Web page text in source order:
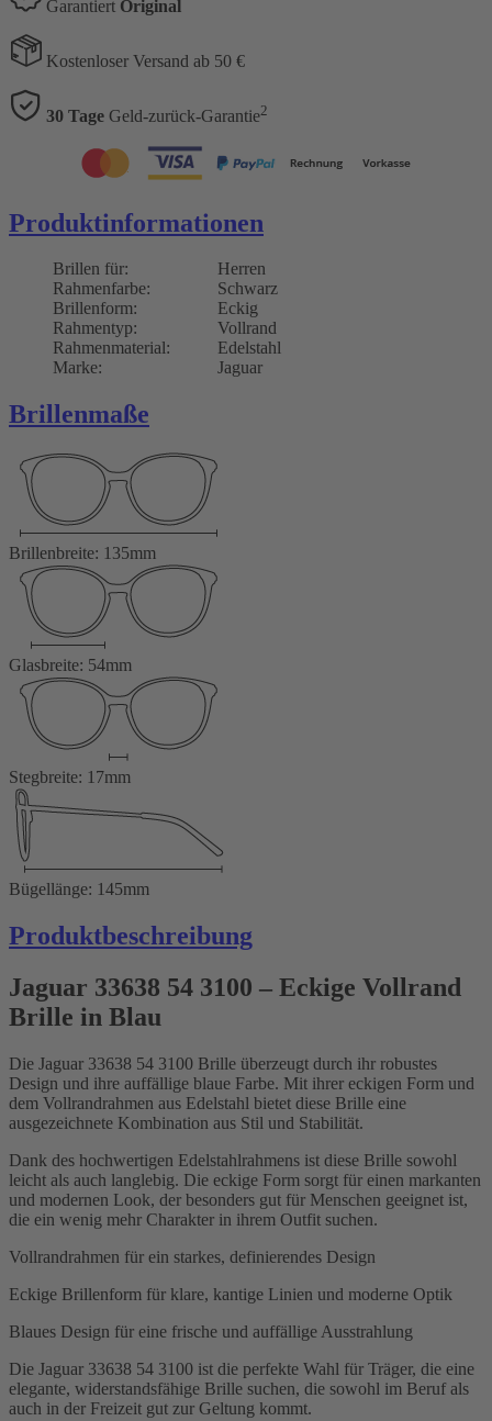
Garantiert Original
Kostenloser Versand ab 50 €
30 Tage Geld-zurück-Garantie2
Produktinformationen
Brillen für:
Herren
Rahmenfarbe:
Schwarz
Brillenform:
Eckig
Rahmentyp:
Vollrand
Rahmenmaterial:
Edelstahl
Marke:
Jaguar
Brillenmaße
Brillenbreite: 135mm
Glasbreite: 54mm
Stegbreite: 17mm
Bügellänge: 145mm
Produktbeschreibung
Jaguar 33638 54 3100 – Eckige Vollrand
Brille in Blau
Die Jaguar 33638 54 3100 Brille überzeugt durch ihr robustes
Design und ihre auffällige blaue Farbe. Mit ihrer eckigen Form und
dem Vollrandrahmen aus Edelstahl bietet diese Brille eine
ausgezeichnete Kombination aus Stil und Stabilität.
Dank des hochwertigen Edelstahlrahmens ist diese Brille sowohl
leicht als auch langlebig. Die eckige Form sorgt für einen markanten
und modernen Look, der besonders gut für Menschen geeignet ist,
die ein wenig mehr Charakter in ihrem Outfit suchen.
Vollrandrahmen für ein starkes, definierendes Design
Eckige Brillenform für klare, kantige Linien und moderne Optik
Blaues Design für eine frische und auffällige Ausstrahlung
Die Jaguar 33638 54 3100 ist die perfekte Wahl für Träger, die eine
elegante, widerstandsfähige Brille suchen, die sowohl im Beruf als
auch in der Freizeit gut zur Geltung kommt.